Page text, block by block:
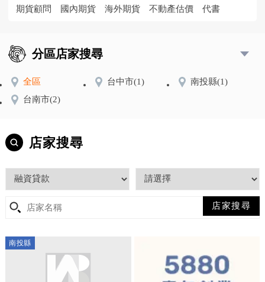
期貨顧問
國內期貨 海外期貨 不動產估價 代書
分區店家搜尋
全區 台中市(1) 南投縣(1)
台南市(2)
店家搜尋
南投縣